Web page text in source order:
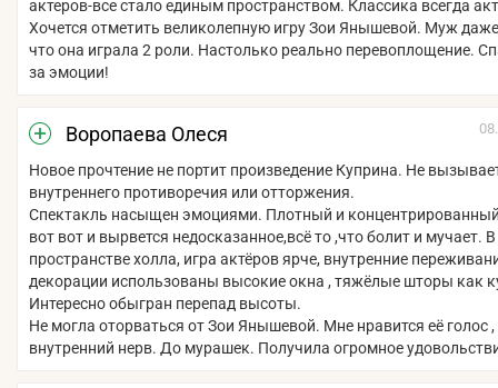
актеров-все стало единым пространством. Классика всегда
Хочется отметить великолепную игру Зои Янышевой. Муж
что она играла 2 роли. Настолько реально перевоплощение.
за эмоции!
Воропаева Олеся
Новое прочтение не портит произведение Куприна. Не
внутреннего противоречия или отторжения.
Спектакль насыщен эмоциями. Плотный и
вот вот и вырвется недосказанное,всё то ,что болит и мучает.
пространстве холла, игра актёров ярче, внутренние
декорации использованы высокие окна , тяжёлые шторы как
Интересно обыгран перепад высоты.
Не могла оторваться от Зои Янышевой. Мне нравится её голос ,
внутренний нерв. До мурашек. Получила огромное